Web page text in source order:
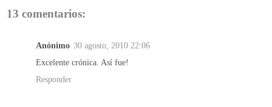
13 comentarios:
Anónimo 30 agosto, 2010 22:06
Excelente crónica. Así fue!
Responder